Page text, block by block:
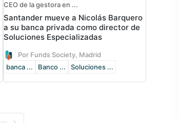
CEO de la gestora en ...
Santander mueve a Nicolás Barquero
a su banca privada como director de
Soluciones Especializadas
Por Funds Society, Madrid
banca ...
Banco ... Soluciones ...